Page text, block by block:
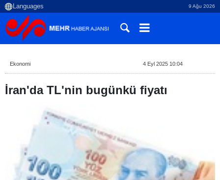
9 Ağu 2026
Ekonomi 4 Eyl 2025 10:04
İran'da TL'nin bugünkü fiyatı